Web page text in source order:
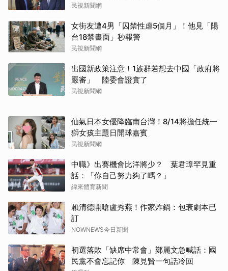
民視新聞網
女街友遭4男「囚禁性虐5個月」！他見「陽
台18禁畫面」秒報警
民視新聞網
出國新政策注意！1族群若想去中國「政府將
嚴審」 陸委會證實了
民視新聞網
仙氣日本女優降臨南台灣！8/14將擔任統一
獅女孩主題日開球嘉賓
民視新聞網
中職》出賽機會比洋將少？ 葉君璋罕見重
話：「你自己努力夠了嗎？」
緯來體育新聞
賴清德開嗆盧秀燕！作家炸鍋：包衰劇本已
訂
NOWNEWS今日新聞
初選落敗「缺席中常會」鄭麗文急喊話：國
民黨不會忘記你 陳見賢一句話冷回